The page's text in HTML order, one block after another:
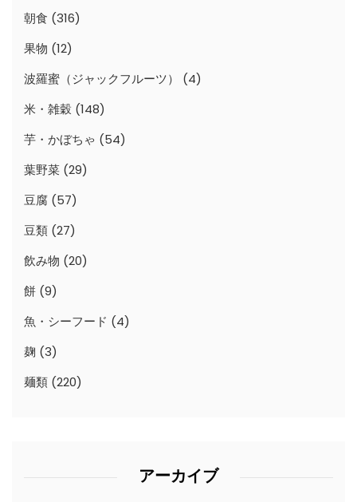
朝食 (316)
果物 (12)
波羅蜜（ジャックフルーツ）
(4)
米・雑穀 (148)
芋・かぼちゃ (54)
葉野菜 (29)
豆腐 (57)
豆類 (27)
飲み物 (20)
餅 (9)
魚・シーフード (4)
麹 (3)
麺類 (220)
アーカイブ